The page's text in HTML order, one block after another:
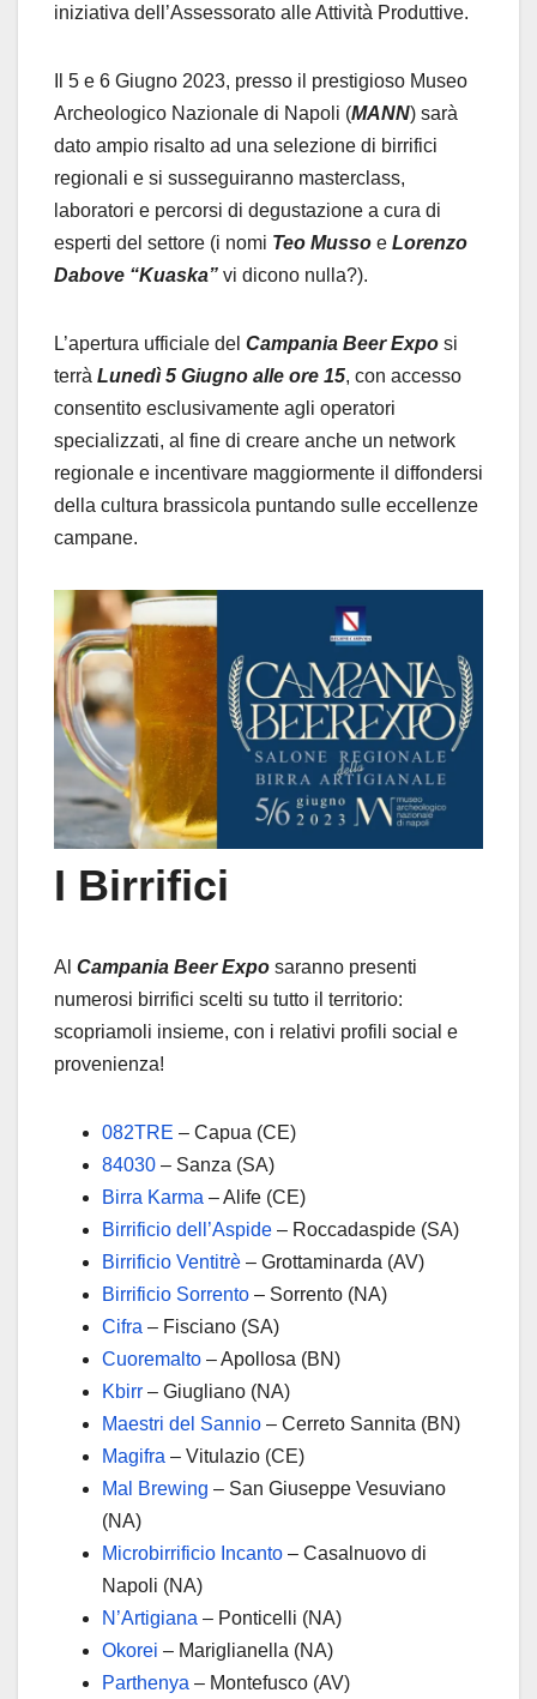
iniziativa dell’Assessorato alle Attività Produttive.
Il 5 e 6 Giugno 2023, presso il prestigioso Museo
Archeologico Nazionale di Napoli (MANN) sarà
dato ampio risalto ad una selezione di birrifici
regionali e si susseguiranno masterclass,
laboratori e percorsi di degustazione a cura di
esperti del settore (i nomi Teo Musso e Lorenzo
Dabove “Kuaska” vi dicono nulla?).
L’apertura ufficiale del Campania Beer Expo si
terrà Lunedì 5 Giugno alle ore 15, con accesso
consentito esclusivamente agli operatori
specializzati, al fine di creare anche un network
regionale e incentivare maggiormente il diffondersi
della cultura brassicola puntando sulle eccellenze
campane.
I Birrifici
Al Campania Beer Expo saranno presenti
numerosi birrifici scelti su tutto il territorio:
scopriamoli insieme, con i relativi profili social e
provenienza!
082TRE – Capua (CE)
84030 – Sanza (SA)
Birra Karma – Alife (CE)
Birrificio dell’Aspide – Roccadaspide (SA)
Birrificio Ventitrè – Grottaminarda (AV)
Birrificio Sorrento – Sorrento (NA)
Cifra – Fisciano (SA)
Cuoremalto – Apollosa (BN)
Kbirr – Giugliano (NA)
Maestri del Sannio – Cerreto Sannita (BN)
Magifra – Vitulazio (CE)
Mal Brewing – San Giuseppe Vesuviano
(NA)
Microbirrificio Incanto – Casalnuovo di
Napoli (NA)
N’Artigiana – Ponticelli (NA)
Okorei – Mariglianella (NA)
Parthenya – Montefusco (AV)